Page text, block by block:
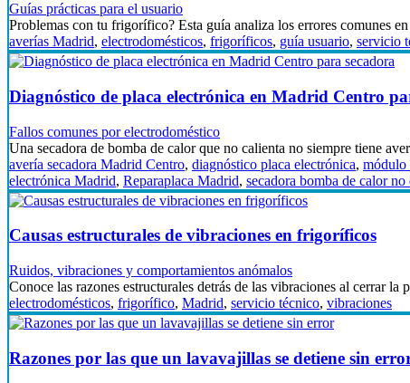
Guías prácticas para el usuario
Problemas con tu frigorífico? Esta guía analiza los errores comunes
averías Madrid, electrodomésticos, frigoríficos, guía usuario, servicio
Diagnóstico de placa electrónica en Madrid Centro
Fallos comunes por electrodoméstico
Una secadora de bomba de calor que no calienta no siempre tiene
avería secadora Madrid Centro, diagnóstico placa electrónica, módulo
electrónica Madrid, Reparaplaca Madrid, secadora bomba de calor no
Causas estructurales de vibraciones en frigoríficos
Ruidos, vibraciones y comportamientos anómalos
Conoce las razones estructurales detrás de las vibraciones al cerrar
electrodomésticos, frigorífico, Madrid, servicio técnico, vibraciones
Razones por las que un lavavajillas se detiene sin